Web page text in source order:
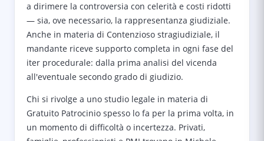
a dirimere la controversia con celerità e costi ridotti
— sia, ove necessario, la rappresentanza giudiziale.
Anche in materia di Contenzioso stragiudiziale, il
mandante riceve supporto completa in ogni fase del
iter procedurale: dalla prima analisi del vicenda
all'eventuale secondo grado di giudizio.
Chi si rivolge a uno studio legale in materia di
Gratuito Patrocinio spesso lo fa per la prima volta, in
un momento di difficoltà o incertezza. Privati,